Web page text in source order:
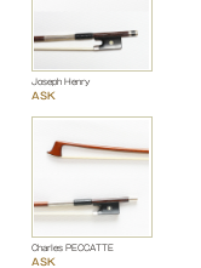
Joseph Henry
ASK
Charles PECCATTE
ASK